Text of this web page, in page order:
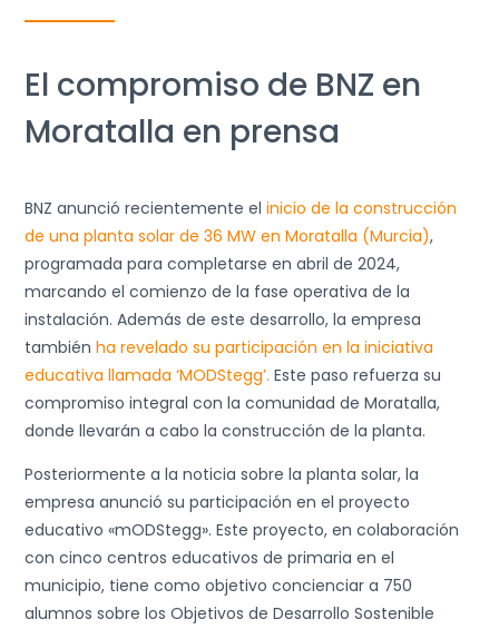
El compromiso de BNZ en
Moratalla en prensa
BNZ anunció recientemente el inicio de la construcción
de una planta solar de 36 MW en Moratalla (Murcia),
programada para completarse en abril de 2024,
marcando el comienzo de la fase operativa de la
instalación. Además de este desarrollo, la empresa
también ha revelado su participación en la iniciativa
educativa llamada ‘MODStegg’. Este paso refuerza su
compromiso integral con la comunidad de Moratalla,
donde llevarán a cabo la construcción de la planta.
Posteriormente a la noticia sobre la planta solar, la
empresa anunció su participación en el proyecto
educativo «mODStegg». Este proyecto, en colaboración
con cinco centros educativos de primaria en el
municipio, tiene como objetivo concienciar a 750
alumnos sobre los Objetivos de Desarrollo Sostenible